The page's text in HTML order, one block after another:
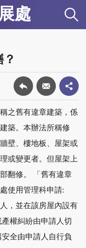
處
之舊有違章建築，係
築。本辦法所稱修
壁、樓地板、屋架或
或變更者。但屋架上
翻修。 「舊有違章
使用管理科申請:
，並在該房屋內設有
權糾紛由申請人切
全由申請人自行負